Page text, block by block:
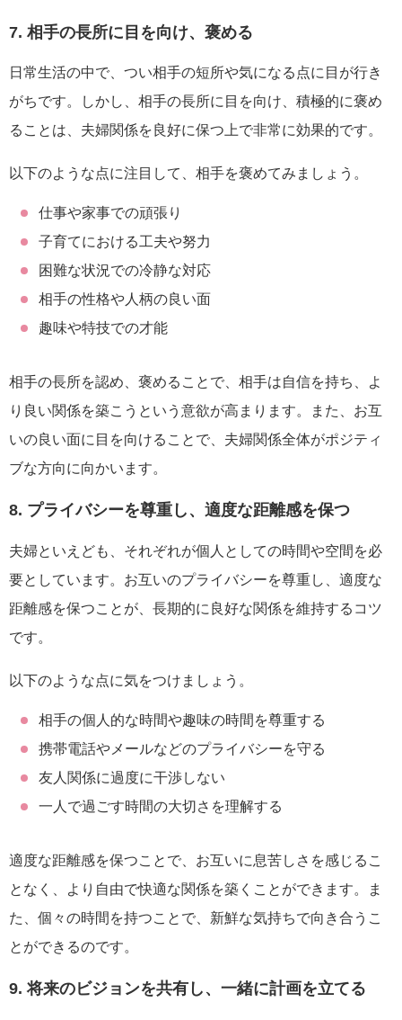
7. 相手の長所に目を向け、褒める
日常生活の中で、つい相手の短所や気になる点に目が行き
がちです。しかし、相手の長所に目を向け、積極的に褒め
ることは、夫婦関係を良好に保つ上で非常に効果的です。
以下のような点に注目して、相手を褒めてみましょう。
仕事や家事での頑張り
子育てにおける工夫や努力
困難な状況での冷静な対応
相手の性格や人柄の良い面
趣味や特技での才能
相手の長所を認め、褒めることで、相手は自信を持ち、よ
り良い関係を築こうという意欲が高まります。また、お互
いの良い面に目を向けることで、夫婦関係全体がポジティ
ブな方向に向かいます。
8. プライバシーを尊重し、適度な距離感を保つ
夫婦といえども、それぞれが個人としての時間や空間を必
要としています。お互いのプライバシーを尊重し、適度な
距離感を保つことが、長期的に良好な関係を維持するコツ
です。
以下のような点に気をつけましょう。
相手の個人的な時間や趣味の時間を尊重する
携帯電話やメールなどのプライバシーを守る
友人関係に過度に干渉しない
一人で過ごす時間の大切さを理解する
適度な距離感を保つことで、お互いに息苦しさを感じるこ
となく、より自由で快適な関係を築くことができます。ま
た、個々の時間を持つことで、新鮮な気持ちで向き合うこ
とができるのです。
9. 将来のビジョンを共有し、一緒に計画を立てる